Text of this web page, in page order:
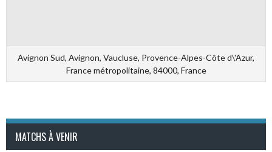
Avignon Sud, Avignon, Vaucluse, Provence-Alpes-Côte d\'Azur,
France métropolitaine, 84000, France
MATCHS À VENIR